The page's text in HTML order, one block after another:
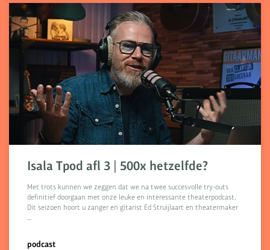
Isala Tpod afl 3 | 500x hetzelfde?
Met trots kunnen we zeggen dat we na twee succesvolle try-outs
definitief doorgaan met onze leuke en interessante theaterpodcast.
Dit seizoen hoort u zanger en gitarist Ed Struijlaart en theatermaker
…
podcast